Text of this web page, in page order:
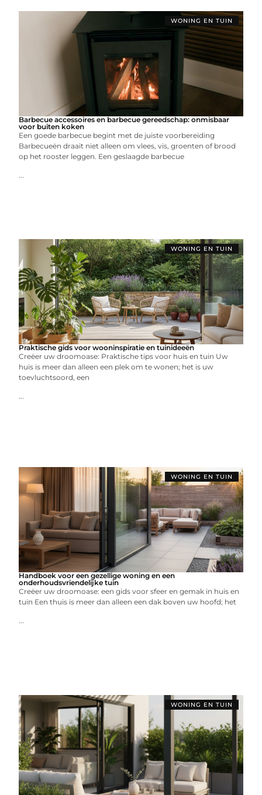
WONING EN TUIN
Barbecue accessoires en barbecue gereedschap: onmisbaar
voor buiten koken
Een goede barbecue begint met de juiste voorbereiding
Barbecueën draait niet alleen om vlees, vis, groenten of brood
op het rooster leggen. Een geslaagde barbecue
...
WONING EN TUIN
Praktische gids voor wooninspiratie en tuinideeën
Creëer uw droomoase: Praktische tips voor huis en tuin Uw
huis is meer dan alleen een plek om te wonen; het is uw
toevluchtsoord, een
...
WONING EN TUIN
Handboek voor een gezellige woning en een
onderhoudsvriendelijke tuin
Creëer uw droomoase: een gids voor sfeer en gemak in huis en
tuin Een thuis is meer dan alleen een dak boven uw hoofd; het
...
WONING EN TUIN